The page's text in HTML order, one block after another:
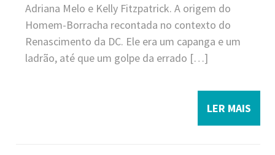
Adriana Melo e Kelly Fitzpatrick. A origem do
Homem-Borracha recontada no contexto do
Renascimento da DC. Ele era um capanga e um
ladrão, até que um golpe da errado […]
LER MAIS